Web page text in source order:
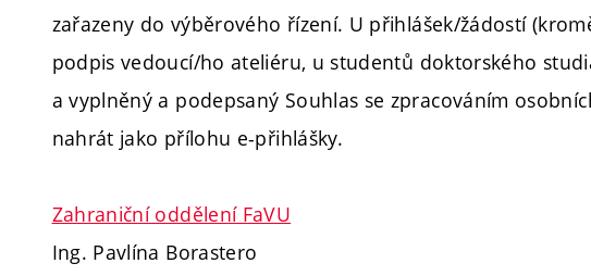
zařazeny do výběrového řízení. U přihlášek/žádostí
podpis vedoucí/ho ateliéru, u studentů doktorského
a vyplněný a podepsaný Souhlas se zpracováním
nahrát jako přílohu e-přihlášky.
Zahraniční oddělení FaVU
Ing. Pavlína Borastero